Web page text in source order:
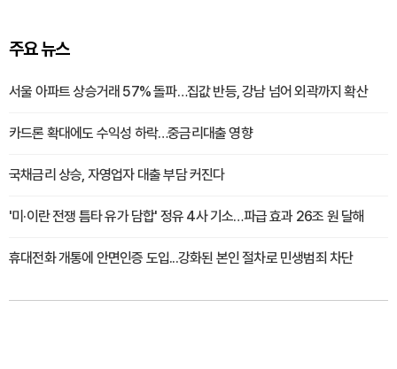
주요 뉴스
서울 아파트 상승거래 57% 돌파…집값 반등, 강남 넘어 외곽까지 확산
카드론 확대에도 수익성 하락…중금리대출 영향
국채금리 상승, 자영업자 대출 부담 커진다
'미·이란 전쟁 틈타 유가 담합' 정유 4사 기소…파급 효과 26조 원 달해
휴대전화 개통에 안면인증 도입...강화된 본인 절차로 민생범죄 차단